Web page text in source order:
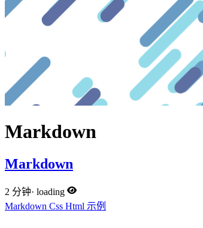
Markdown
Markdown
2 分钟· loading
Markdown Css Html 示例